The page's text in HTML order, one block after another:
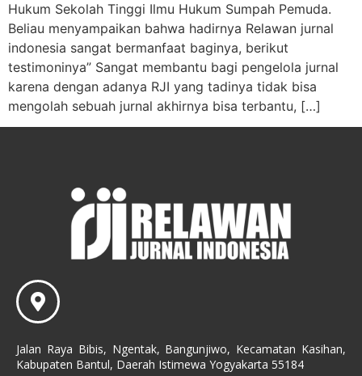
Hukum Sekolah Tinggi Ilmu Hukum Sumpah Pemuda.
Beliau menyampaikan bahwa hadirnya Relawan jurnal
indonesia sangat bermanfaat baginya, berikut
testimoninya” Sangat membantu bagi pengelola jurnal
karena dengan adanya RJI yang tadinya tidak bisa
mengolah sebuah jurnal akhirnya bisa terbantu, […]
Jalan Raya Bibis, Ngentak, Bangunjiwo, Kecamatan Kasihan,
Kabupaten Bantul, Daerah Istimewa Yogyakarta 55184